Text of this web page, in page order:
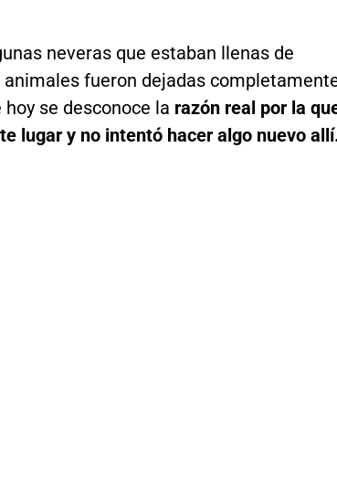
neveras que estaban llenas de
fueron dejadas
se desconoce la razón real por la
lugar y no intentó hacer algo nuevo